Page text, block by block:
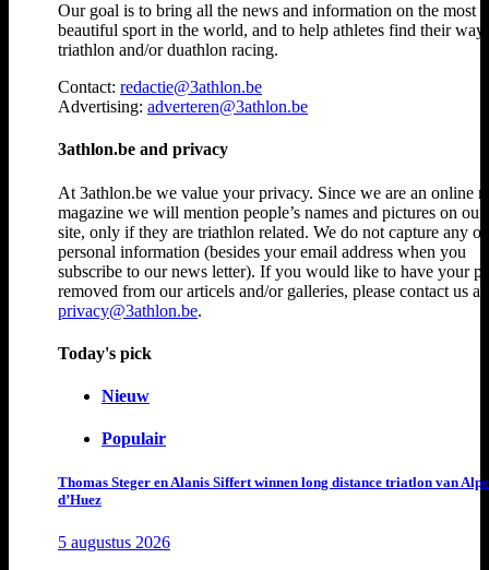
Our goal is to bring all the news and information on the most
beautiful sport in the world, and to help athletes find their way
triathlon and/or duathlon racing.
Contact: redactie@3athlon.be
Advertising: adverteren@3athlon.be
3athlon.be and privacy
At 3athlon.be we value your privacy. Since we are an online
magazine we will mention people’s names and pictures on
site, only if they are triathlon related. We do not capture any
personal information (besides your email address when you
subscribe to our news letter). If you would like to have your
removed from our articels and/or galleries, please contact us at
privacy@3athlon.be.
Today's pick
Nieuw
Populair
Thomas Steger en Alanis Siffert winnen long distance triatlon van Alpe
d’Huez
5 augustus 2026